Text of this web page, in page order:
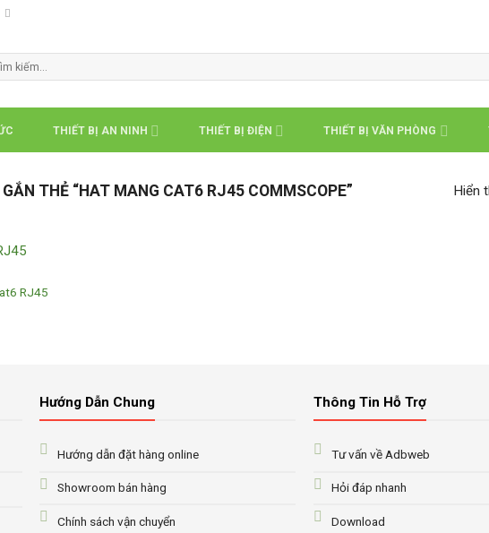
THIẾT BỊ AN NINH THIẾT BỊ ĐIỆN THIẾT BỊ VĂN PHÒNG
THẺ “HAT MANG CAT6 RJ45 COMMSCOPE” Hiển
RJ45
Hướng Dẫn Chung
Hướng dẫn đặt hàng online
Showroom bán hàng
Chính sách vận chuyển
Thông Tin Hỗ Trợ
Tư vấn về Adbweb
Hỏi đáp nhanh
Download